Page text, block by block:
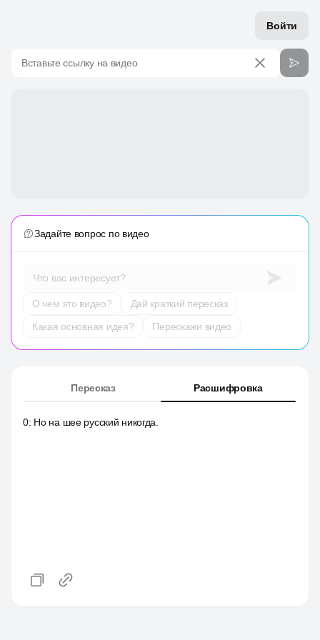
Войти
Вставьте ссылку на видео
Задайте вопрос по видео
Что вас интересует?
О чем это видео?
Дай краткий пересказ
Какая основная идея?
Перескажи видео
Пересказ Расшифровка
0: Но на шее русский никогда.